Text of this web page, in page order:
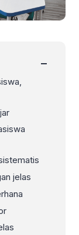
−
jelas